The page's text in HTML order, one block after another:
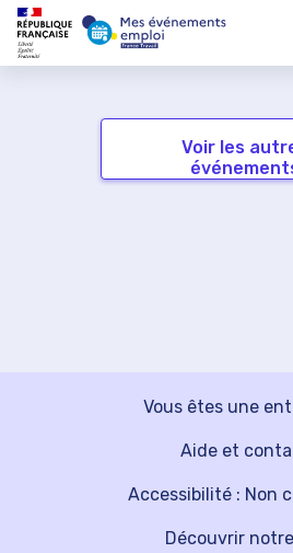
Voir les
Vous êtes une
Découvrir
Aide et
Accessibilité : Non